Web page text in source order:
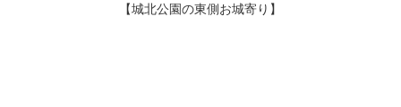
【城北公園の東側お城寄り】